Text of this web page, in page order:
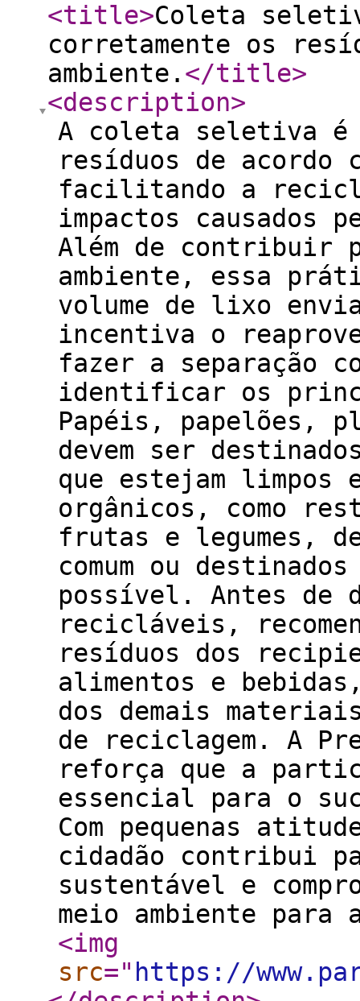
<title>Coleta
corretamente os
ambiente. </title>
<description>
A coleta seletiva é
resíduos de
facilitando a
impactos causados
Além de contribuir
ambiente, essa
volume de lixo
incentiva o
fazer a separação
identificar os
Papéis, papelões,
devem ser
que estejam limpos
orgânicos, como
frutas e legumes,
comum ou
possível. Antes de
recicláveis,
resíduos dos
alimentos e
dos demais
de reciclagem. A
reforça que a
essencial para o
Com pequenas
cidadão contribui
sustentável e
meio ambiente para
<img
src=" https://